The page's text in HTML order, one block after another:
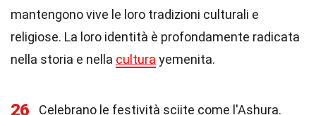
mantengono vive le loro tradizioni culturali e
religiose. La loro identità è profondamente radicata
nella storia e nella cultura yemenita.
26 Celebrano le festività sciite come l'Ashura.